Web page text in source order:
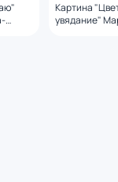
Картина
увядание"